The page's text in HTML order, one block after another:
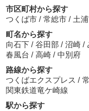
市区町村から探す
つくば市 / 常総市 / 土
町名から探す
向石下 / 谷田部 / 沼崎 /
春風台 / 高崎 / 中別府
路線から探す
つくばエクスプレス /
関東鉄道竜ケ崎線
駅から探す